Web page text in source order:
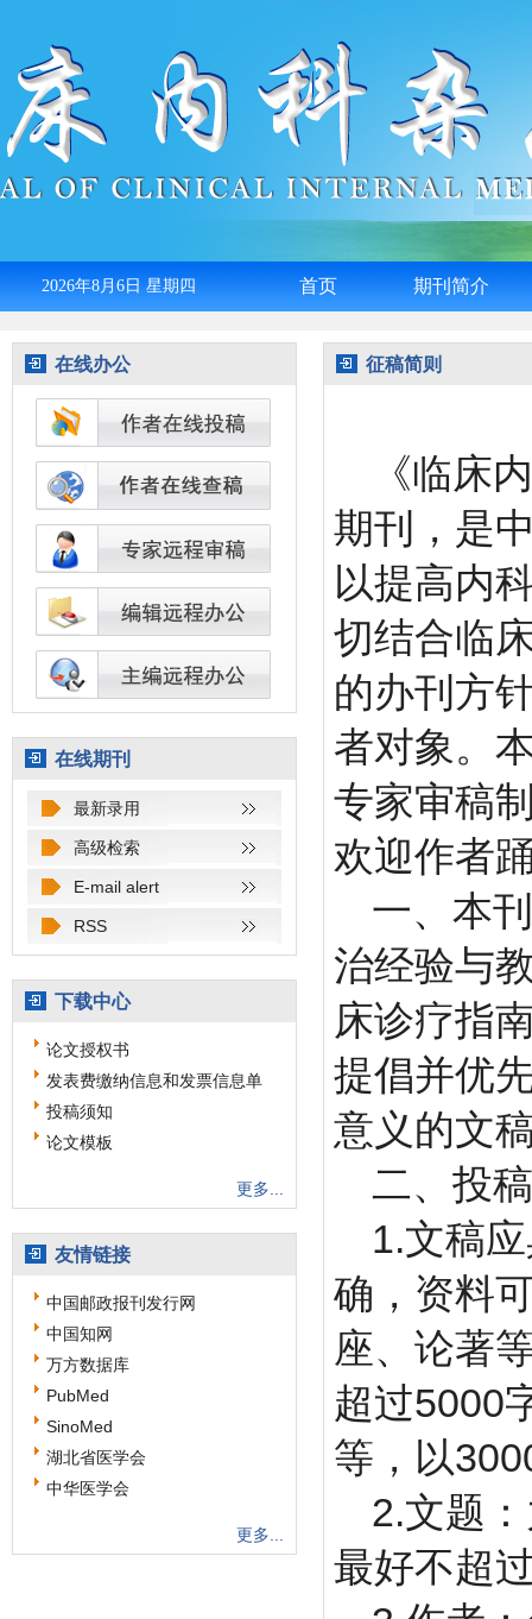
2026年8月6日 星期四 首页 期刊简介
在线办公
在线期刊
最新录用
高级检索
E-mail alert
RSS
下载中心
论文授权书
发表费缴纳信息和发票信息单
投稿须知
论文模板
更多...
友情链接
中国邮政报刊发行网
中国知网
万方数据库
PubMed
SinoMed
湖北省医学会
中华医学会
更多...
征稿简则
《临床
期刊，是
以提高内
切结合临
的办刊方
者对象。
专家审稿
欢迎作者
一、本
治经验与
床诊疗指
提倡并优
意义的文
二、投
1.文稿
确，资料
座、论著
超过5000
等，以3
2.文题
最好不超